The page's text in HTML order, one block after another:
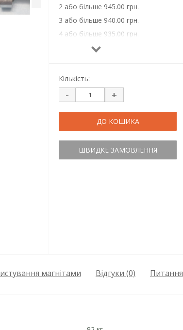
2 або більше 945.00 грн.
3 або більше 940.00 грн.
4 або більше 935.00 грн.
5 або більше 930.00 грн.
7 або більше 920.00 грн.
10 або більше 910.00 грн.
Кількість:
- +
ДО КОШИКА
ШВИДКЕ ЗАМОВЛЕННЯ
магнітами Відгуки (0) Питання